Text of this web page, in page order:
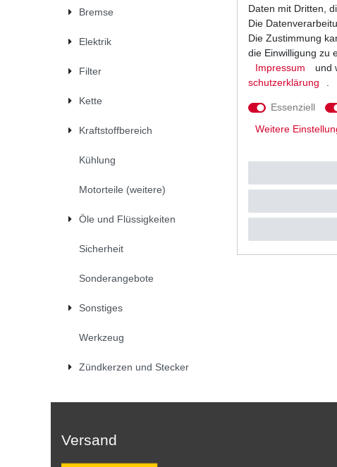
Bremse
Elektrik
Filter
Kette
Kraftstoffbereich
Kühlung
Motorteile (weitere)
Öle und Flüssigkeiten
Sicherheit
Sonderangebote
Sonstiges
Werkzeug
Zündkerzen und Stecker
Versand
Daten mit Dritten,
Die
Die Zustimmung
die Einwilligung zu
Impressum
und
schutz­erklärung
Essenziell
Weitere